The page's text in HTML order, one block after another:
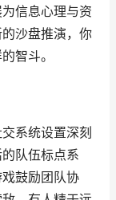
信息心理与资
沙盘推演，你
智斗。
系统设置深刻
队伍标点系
鼓励团队协